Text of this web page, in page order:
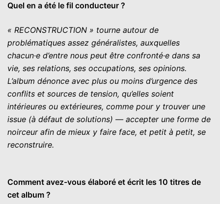
Quel en a été le fil conducteur ?
« RECONSTRUCTION » tourne autour de
problématiques assez généralistes, auxquelles
chacun·e d’entre nous peut être confronté·e dans sa
vie, ses relations, ses occupations, ses opinions.
L’album dénonce avec plus ou moins d’urgence des
conflits et sources de tension, qu’elles soient
intérieures ou extérieures, comme pour y trouver une
issue (à défaut de solutions) — accepter une forme de
noirceur afin de mieux y faire face, et petit à petit, se
reconstruire.
Comment avez-vous élaboré et écrit les 10 titres de
cet album ?